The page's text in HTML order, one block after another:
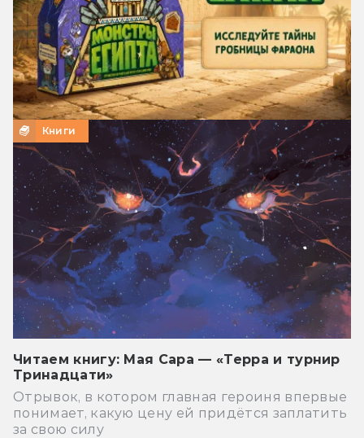
Книги
Читаем книгу: Мая Сара — «Терра и турнир
Тринадцати»
Отрывок, в котором главная героиня впервые
понимает, какую цену ей придётся заплатить
за свою силу